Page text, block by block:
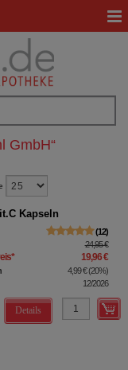
GmbH“
Kapseln
12
24,95 €
* 19,96 €
4,99 €(20%)
12/2026
Details